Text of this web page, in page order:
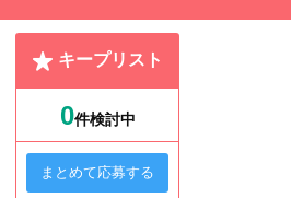
キープリスト
0件検討中
まとめて応募する